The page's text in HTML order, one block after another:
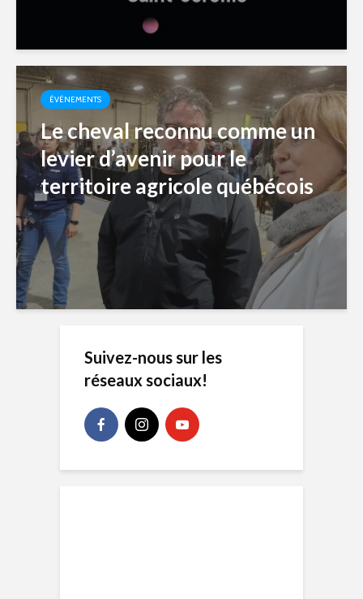
ÉVÉNEMENTS
Le cheval reconnu comme un
levier d’avenir pour le
territoire agricole québécois
Suivez-nous sur les
réseaux sociaux!